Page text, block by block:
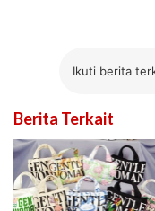
Ikuti berita
Berita Terkait